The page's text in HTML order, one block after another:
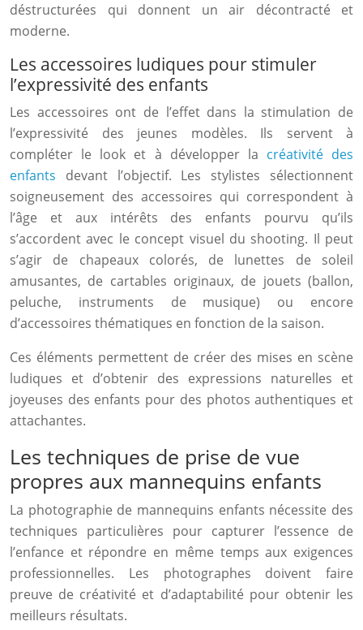
déstructurées qui donnent un air décontracté et
moderne.
Les accessoires ludiques pour stimuler
l’expressivité des enfants
Les accessoires ont de l’effet dans la stimulation de
l’expressivité des jeunes modèles. Ils servent à
compléter le look et à développer la créativité des
enfants devant l’objectif. Les stylistes sélectionnent
soigneusement des accessoires qui correspondent à
l’âge et aux intérêts des enfants pourvu qu’ils
s’accordent avec le concept visuel du shooting. Il peut
s’agir de chapeaux colorés, de lunettes de soleil
amusantes, de cartables originaux, de jouets (ballon,
peluche, instruments de musique) ou encore
d’accessoires thématiques en fonction de la saison.
Ces éléments permettent de créer des mises en scène
ludiques et d’obtenir des expressions naturelles et
joyeuses des enfants pour des photos authentiques et
attachantes.
Les techniques de prise de vue
propres aux mannequins enfants
La photographie de mannequins enfants nécessite des
techniques particulières pour capturer l’essence de
l’enfance et répondre en même temps aux exigences
professionnelles. Les photographes doivent faire
preuve de créativité et d’adaptabilité pour obtenir les
meilleurs résultats.